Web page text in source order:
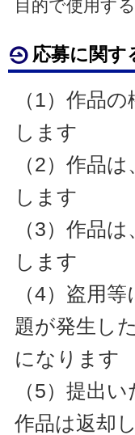
目的で使用す
応募に関す
（1）作品
します
（2）作品
します
（3）作品
します
（4）盗用
題が発生し
になります
（5）提出
作品は返却